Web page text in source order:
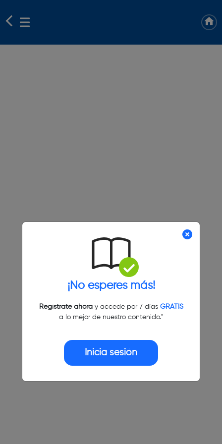
¡No esperes más!
Regístrate ahoray accede por 7 días GRATIS
a lo mejor de nuestro contenido."
Inicia sesión